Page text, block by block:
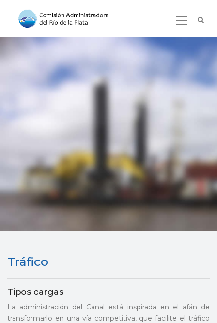
Tráfico
Tipos cargas
La administración del Canal está inspirada en el afán de
transformarlo en una vía competitiva, que facilite el tráfico